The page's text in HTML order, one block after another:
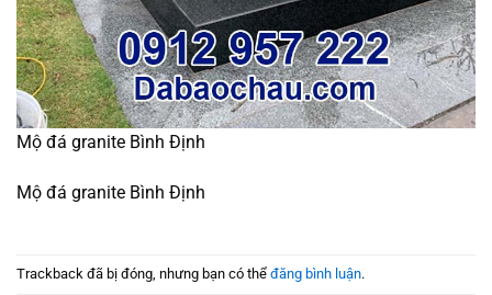
Mộ đá granite Bình Định
Mộ đá granite Bình Định
Trackback đã bị đóng, nhưng bạn có thể đăng bình luận.